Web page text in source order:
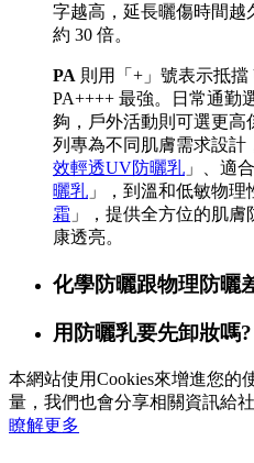
字越高，延長曬傷時間越
約 30 倍。
PA 則用「+」號表示抵擋
PA++++ 最強。日常通勤
夠，戶外活動則可選更高
列專為不同肌膚需求設計
效輕透UV防曬乳 」、適
曬乳 」，到溫和低敏物理
霜 」，提供全方位的肌
康透亮。
化學防曬跟物理防曬
用防曬乳要先卸妝嗎?
本網站使用Cookies來增進您的
量，我們也會分享相關資訊給
瞭解更多